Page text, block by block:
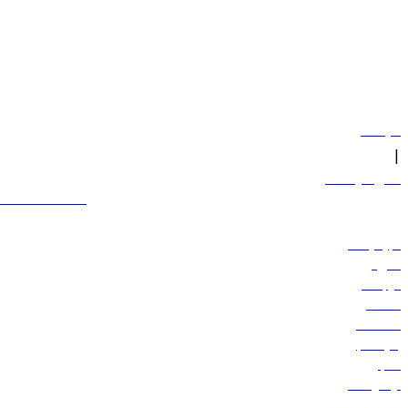
سياساتنا
|
الشروط والأحكام
600 544 445
حجز الرحلات
العروض
الوجهات
الأمتعة
المساعدة
إدارة الحجز
الأخبار
تواصل معنا